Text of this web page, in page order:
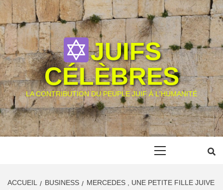
Skip
content
JUIFS
CÉLÈBRES
LA CONTRIBUTION DU PEUPLE JUIF À L'HUMANITÉ
ACCUEIL BUSINESS
MERCEDES , UNE PETITE FILLE JUIVE